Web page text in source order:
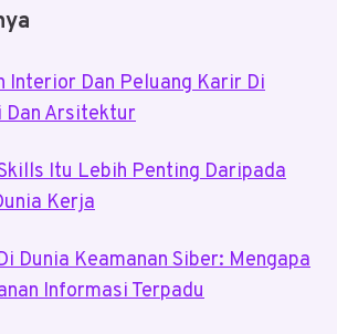
Interior Dan Peluang Karir Di
Dan Arsitektur
Itu Lebih Penting Daripada
Kerja
Dunia Keamanan Siber: Mengapa
Informasi Terpadu